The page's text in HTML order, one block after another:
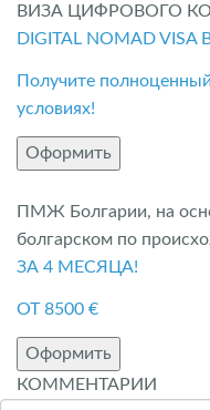
ВИЗА ЦИФРОВОГО
DIGITAL NOMAD
Получите
условиях!
Оформить
ПМЖ Болгарии, на
болгарском по
ЗА 4 МЕСЯЦА!
ОТ 8500 €
Оформить
КОММЕНТАРИИ